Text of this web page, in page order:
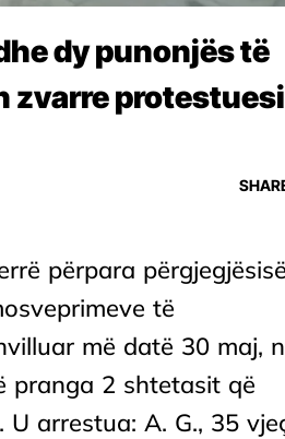
dy punonjës të
zvarre
përpara përgjegjësisë
të
më datë 30 maj,
pranga 2 shtetasit që
arrestua: A. G., 35